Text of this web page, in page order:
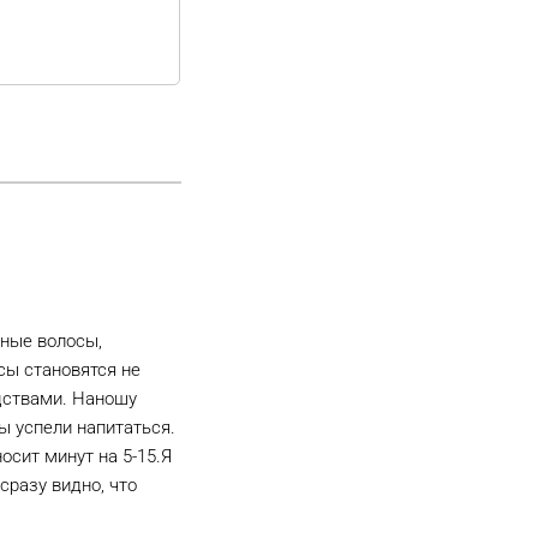
волосы,
становятся не
Наношу
успели напитаться.
минут на 5-15.Я
видно, что